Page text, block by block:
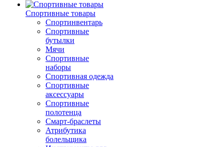
Спортивные товары
Спортинвентарь
Спортивные
бутылки
Мячи
Спортивные
наборы
Спортивная одежда
Спортивные
аксессуары
Спортивные
полотенца
Смарт-браслеты
Атрибутика
болельщика